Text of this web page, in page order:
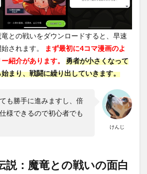
との戦いをダウンロードすると、早速
されます。
まず最初に4コマ漫画のよ
紹介があります。
勇者が小さくなって
まり、戦闘に繰り出していきます。
けんじ
も勝手に進みますし、倍
様できるので初心者でも
説：魔竜との戦いの面白